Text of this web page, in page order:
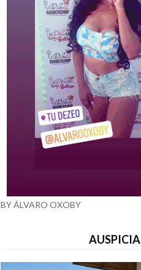
BY ÁLVARO OXOBY
AUSPICIA